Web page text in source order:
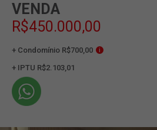
VENDA
R$450.000,00
+ Condomínio R$700,00 i
+ IPTU R$2.103,01